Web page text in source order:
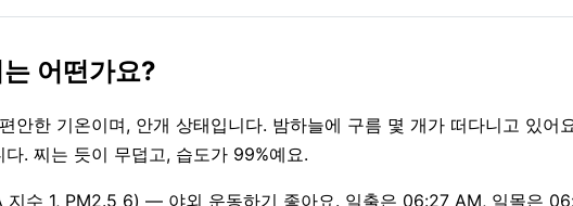
어떤가요?
안한 기온이며, 안개 상태입니다. 밤하늘에 구름 몇 개가 떠다니고 있어
. 찌는 듯이 무덥고, 습도가 99%예요.
지수 1, PM2.5 6) — 야외 운동하기 좋아요. 일출은 06:27 AM, 일몰은